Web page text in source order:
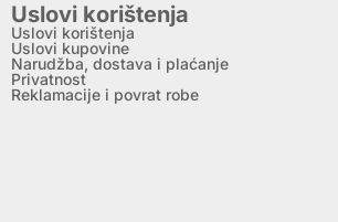
Uslovi korištenja
Uslovi korištenja
Uslovi kupovine
Narudžba, dostava i plaćanje
Privatnost
Reklamacije i povrat robe